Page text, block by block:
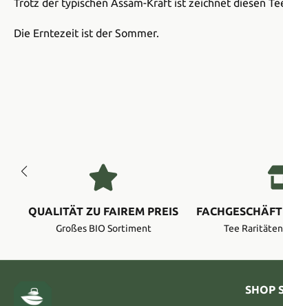
Trotz der typischen Assam-Kraft ist zeichnet diesen
Die Erntezeit ist der Sommer.
QUALITÄT ZU FAIREM PREIS
Großes BIO Sortiment Tee
SHOP